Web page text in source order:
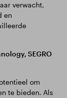
verwacht,
en
SEGRO
om
te bieden. Als